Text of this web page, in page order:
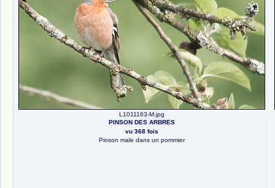
L1011163-M.jpg
PINSON DES ARBRES
vu 368 fois
Pinson male dans un pommier